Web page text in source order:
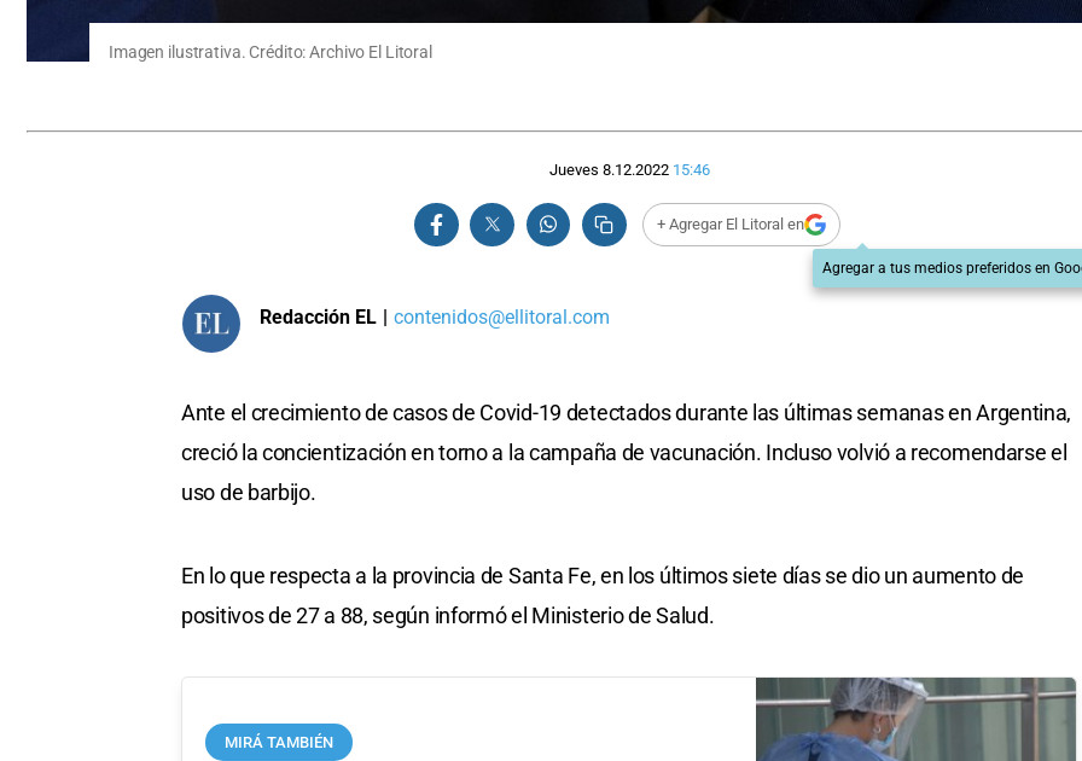
Imagen ilustrativa. Crédito: Archivo El Litoral
Jueves 8.12.2022 15:46
+ Agregar El Litoral en
Agregar a tus medios preferidos en
Redacción EL | contenidos@ellitoral.com
Ante el crecimiento de casos de Covid-19 detectados durante las últimas semanas en Argentina,
creció la concientización en torno a la campaña de vacunación. Incluso volvió a recomendarse el
uso de barbijo.
En lo que respecta a la provincia de Santa Fe, en los últimos siete días se dio un aumento de
positivos de 27 a 88, según informó el Ministerio de Salud.
MIRÁ TAMBIÉN